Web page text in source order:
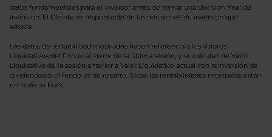
datos fundamentales para el inversor antes de tomar una decisión final de
inversión. El Cliente es responsable de las decisiones de inversión que
adopte.
Los datos de rentabilidad mostrados hacen referencia a los Valores
Liquidativos del Fondo al cierre de la última sesión, y se calculan de Valor
Liquidativo de la sesión anterior a Valor Liquidativo actual con reinversión de
dividendos si el fondo es de reparto. Todas las rentabilidades mostradas están
en la divisa Euro.